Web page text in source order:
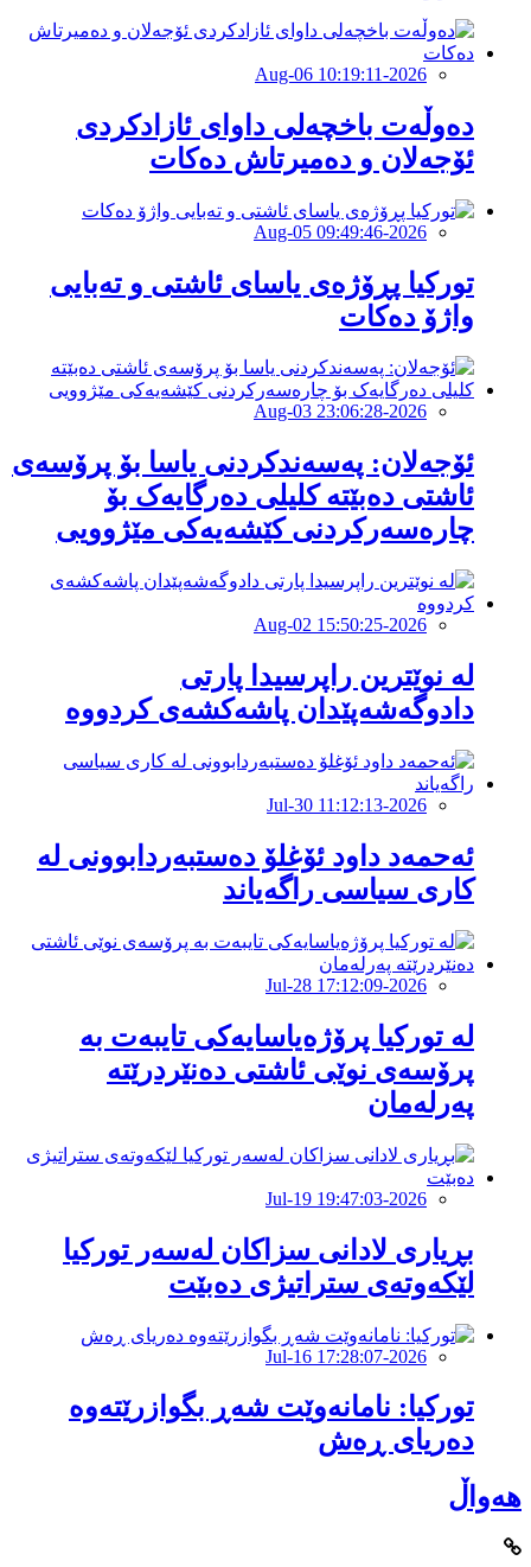
2026-Aug-06 10:19:11
دەوڵەت باخچەلی داوای ئازادکردی
ئۆجەلان و دەمیرتاش دەکات
2026-Aug-05 09:49:46
توركیا پڕۆژەی یاسای ئاشتی و تەبایی
واژۆ دەكات
2026-Aug-03 23:06:28
ئۆجەلان: پەسەندکردنی یاسا بۆ پرۆسەی
ئاشتی دەبێتە کلیلی دەرگایەک بۆ
چارەسەرکردنی کێشەیەکی مێژوویى
2026-Aug-02 15:50:25
لە نوێترین راپرسیدا پارتی
دادوگەشەپێدان پاشەكشەی كردووە
2026-Jul-30 11:12:13
ئەحمەد داود ئۆغلۆ دەستبەردابوونی لە
كاری سیاسی راگەیاند
2026-Jul-28 17:12:09
لە تورکیا پرۆژەیاسایەكی تایبەت بە
پرۆسەی نوێی ئاشتی دەنێردرێتە
پەرلەمان
2026-Jul-19 19:47:03
بڕیاری لادانی سزاكان لەسەر توركیا
لێكەوتەی ستراتیژی دەبێت
2026-Jul-16 17:28:07
تورکیا: نامانەوێت شەڕ بگوازرێتەوە
دەریای ڕەش
هەواڵ